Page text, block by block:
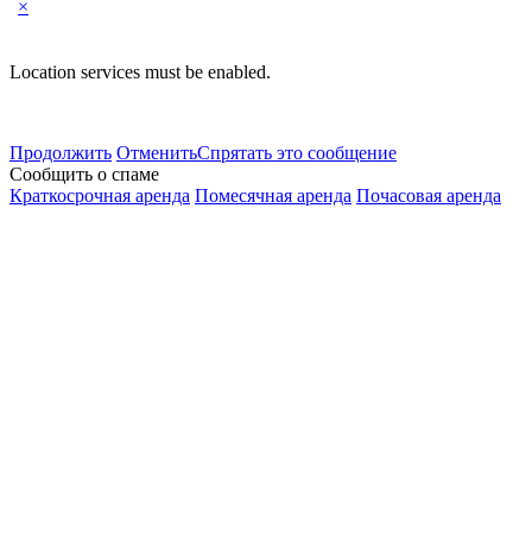
×
Location services must be enabled.
Продолжить ОтменитьСпрятать это сообщение
Сообщить о спаме
Краткосрочная аренда Помесячная аренда Почасовая аренда